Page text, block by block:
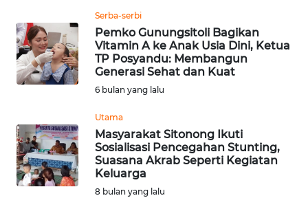
Serba-serbi
Pemko Gunungsitoli Bagikan
Vitamin A ke Anak Usia Dini, Ketua
TP Posyandu: Membangun
Generasi Sehat dan Kuat
6 bulan yang lalu
Utama
Masyarakat Sitonong Ikuti
Sosialisasi Pencegahan Stunting,
Suasana Akrab Seperti Kegiatan
Keluarga
8 bulan yang lalu
News
Regional
WN
SUMUT
JAKARTA
WN
JABAR